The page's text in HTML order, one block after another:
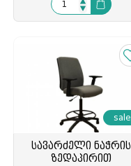
sale
სავარძელი ნაჭრის
ზედაპირით